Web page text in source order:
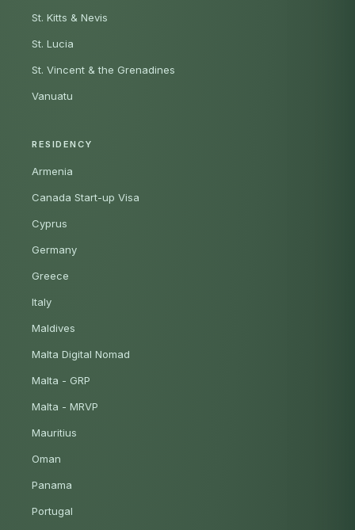
St. Kitts & Nevis
St. Lucia
St. Vincent & the Grenadines
Vanuatu
RESIDENCY
Armenia
Canada Start-up Visa
Cyprus
Germany
Greece
Italy
Maldives
Malta Digital Nomad
Malta - GRP
Malta - MRVP
Mauritius
Oman
Panama
Portugal